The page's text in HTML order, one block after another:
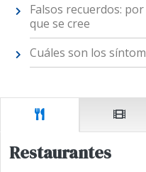
Falsos recuerdos:
que se cree
Cuáles son los
Restaurantes